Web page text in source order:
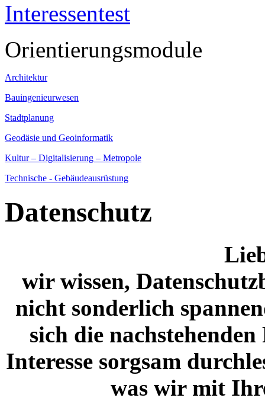
Interessentest
Orientierungsmodule
Architektur
Bauingenieurwesen
Stadtplanung
Geodäsie und Geoinformatik
Kultur – Digitalisierung – Metropole
Technische - Gebäudeausrüstung
Datenschutz
wir wissen,
nicht sonderlich
sich die
Interesse sorgsam
was wir mit